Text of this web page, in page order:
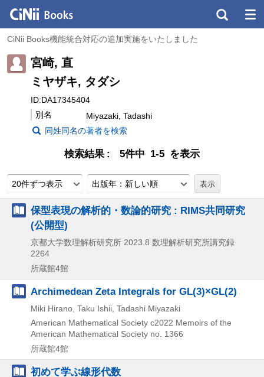
CiNii Books機能統合対応の追加実施をいたしました
宮崎, 直
ミヤザキ, タダシ
ID:DA17345404
別名
Miyazaki, Tadashi
同姓同名の著者を検索
検索結果 5件中 1-5 を表示
20件ずつ表示 出版年：新しい順
保型表現の解析的・数論的研究 : RIMS共同研究
(公開型)
京都大学数理解析研究所 2023.8 数理解析研究所講究録
2264
所蔵館4館
Archimedean Zeta Integrals for GL(3)×GL(2)
Miki Hirano, Taku Ishii, Tadashi Miyazaki
American Mathematical Society c2022 Memoirs of the
American Mathematical Society no. 1366
所蔵館4館
初めて学ぶ線形代数